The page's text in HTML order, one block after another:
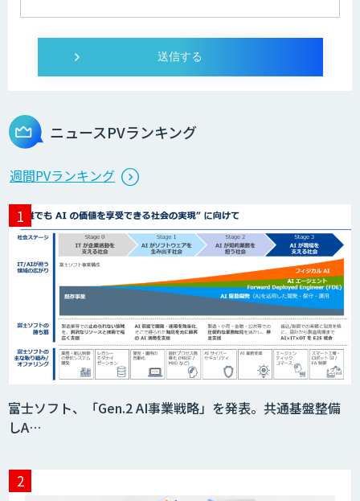
ログミーツ powered by GPT-4
生成AI活用 1day ブートキャンプ
データ分析エージェント
「AI課題の⽬利き」コンサルティングサ
ービス
タ収集・作成
ニュースPVランキング
週間PVランキング
富士ソフト、「Gen.2 AI事業戦略」を発表。共通基盤整備
しA…